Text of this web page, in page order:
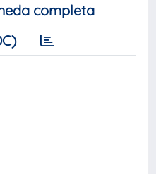
completa